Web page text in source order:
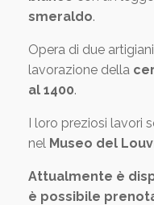
smeraldo.
Opera di due
lavorazione della
al 1400.
I loro preziosi lavori
nel Museo del
Attualmente è
è possibile